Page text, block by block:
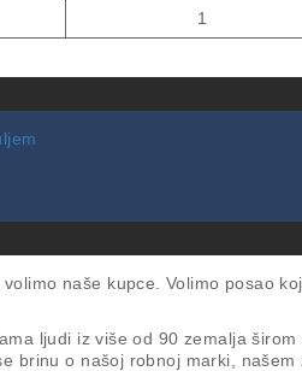
1
volimo naše kupce. Volimo posao
ljudi iz više od 90 zemalja širom
brinu o našoj robnoj marki, našem